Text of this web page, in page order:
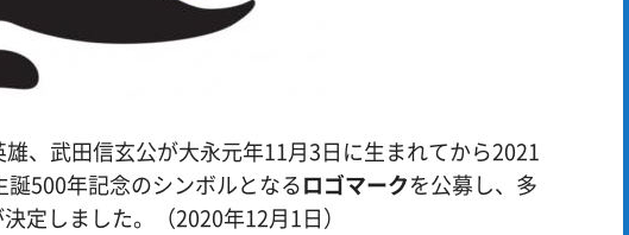
、武田信玄公が大永元年11月3日に生まれてから2021
500年記念のシンボルとなるロゴマークを公募し、多
定しました。（2020年12月1日）